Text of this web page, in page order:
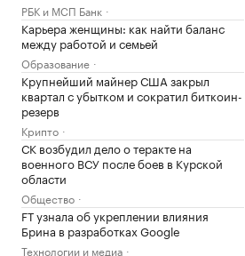
РБК и МСП Банк
Карьера женщины: как найти баланс
между работой и семьей
Образование
Крупнейший майнер США закрыл
квартал с убытком и сократил биткоин-
резерв
Крипто
СК возбудил дело о теракте на
военного ВСУ после боев в Курской
области
Общество
FT узнала об укреплении влияния
Брина в разработках Google
Технологии и медиа